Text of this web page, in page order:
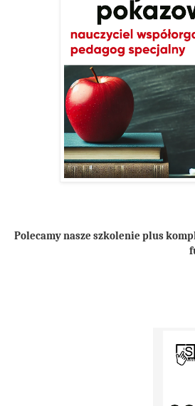
Polecamy nasze szkolenie plus